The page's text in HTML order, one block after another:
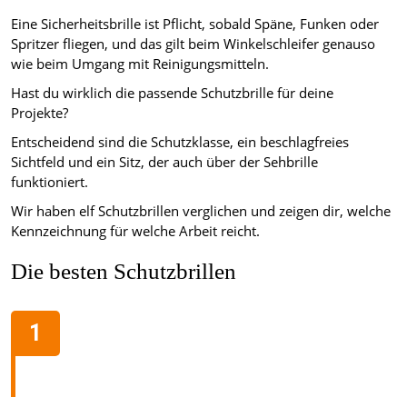
Eine Sicherheitsbrille ist Pflicht, sobald Späne, Funken oder
Spritzer fliegen, und das gilt beim Winkelschleifer genauso
wie beim Umgang mit Reinigungsmitteln.
Hast du wirklich die passende Schutzbrille für deine
Projekte?
Entscheidend sind die Schutzklasse, ein beschlagfreies
Sichtfeld und ein Sitz, der auch über der Sehbrille
funktioniert.
Wir haben elf Schutzbrillen verglichen und zeigen dir, welche
Kennzeichnung für welche Arbeit reicht.
Die besten Schutzbrillen